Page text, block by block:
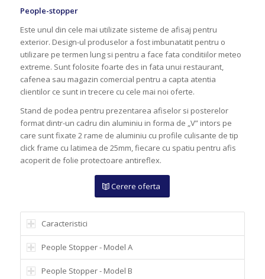
People-stopper
Este unul din cele mai utilizate sisteme de afisaj pentru
exterior. Design-ul produselor a fost imbunatatit pentru o
utilizare pe termen lung si pentru a face fata conditiilor meteo
extreme. Sunt folosite foarte des in fata unui restaurant,
cafenea sau magazin comercial pentru a capta atentia
clientilor ce sunt in trecere cu cele mai noi oferte.
Stand de podea pentru prezentarea afiselor si posterelor
format dintr-un cadru din aluminiu in forma de „V” intors pe
care sunt fixate 2 rame de aluminiu cu profile culisante de tip
click frame cu latimea de 25mm, fiecare cu spatiu pentru afis
acoperit de folie protectoare antireflex.
Cerere oferta
Caracteristici
People Stopper - Model A
People Stopper - Model B